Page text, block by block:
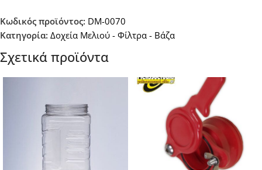
Κωδικός προϊόντος: DM-0070
Κατηγορία: Δοχεία Μελιού - Φίλτρα - Βάζα
Σχετικά προϊόντα